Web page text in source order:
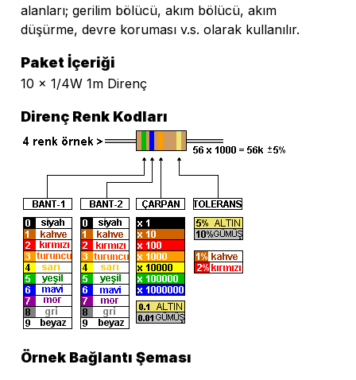
alanları; gerilim bölücü, akım bölücü, akım
düşürme, devre koruması v.s. olarak kullanılır.
Paket İçeriği
10 x 1/4W 1m Direnç
Direnç Renk Kodları
Örnek Bağlantı Şeması